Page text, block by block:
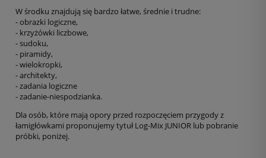
W środku znajdują się bardzo łatwe, średnie i trudne:
- obrazki logiczne,
- krzyżówki liczbowe,
- sudoku,
- piramidy,
- wielokropki,
- architekty,
- zadania logiczne
- zadanie-niespodzianka.
Dla osób, które mają opory przed rozpoczęciem przygody z
łamigłówkami proponujemy tytuł Log-Mix JUNIOR lub pobranie
próbki, poniżej.